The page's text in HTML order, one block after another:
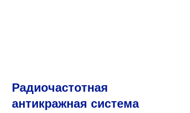
Радиочастотная
антикражная система